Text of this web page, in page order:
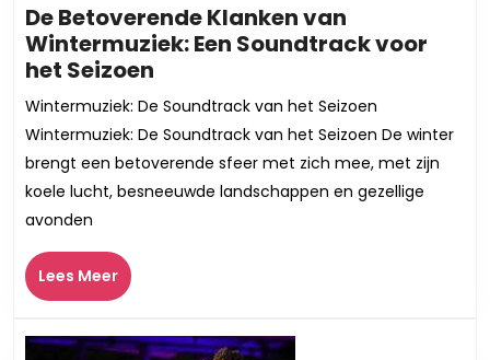
De Betoverende Klanken van
Wintermuziek: Een Soundtrack voor
het Seizoen
Betoverende
Klanken
van
Wintermuziek:
Een
Wintermuziek: De Soundtrack van het Seizoen
Wintermuziek: De Soundtrack van het Seizoen De winter
brengt een betoverende sfeer met zich mee, met zijn
koele lucht, besneeuwde landschappen en gezellige
avonden
Lees MeerLees
Meer